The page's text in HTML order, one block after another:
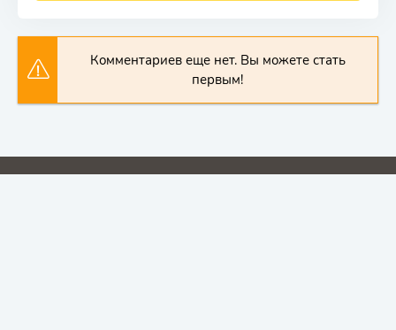
Комментариев еще нет. Вы можете стать
первым!